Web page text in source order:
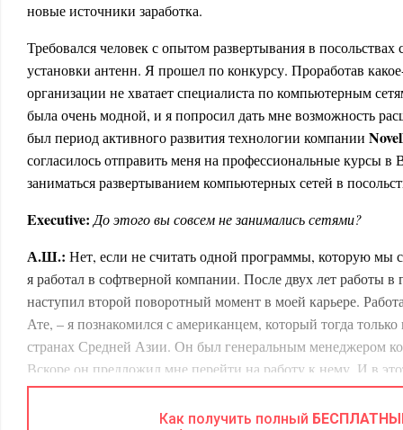
новые источники заработка.
Требовался человек с опытом развертывания в посольствах
установки антенн. Я прошел по конкурсу. Проработав
организации не хватает специалиста по компьютерным
была очень модной, и я попросил дать мне возможность
был период активного развития технологии компании
согласилось отправить меня на профессиональные курсы в
заниматься развертыванием компьютерных сетей в
Executive: До этого вы совсем не занимались сетями?
А.Ш.: Нет, если не считать одной программы, которую мы
я работал в софтверной компании. После двух лет работы
наступил второй поворотный момент в моей карьере.
Ате, – я познакомился с американцем, который тогда
странах Средней Азии. Он был генеральным менеджером
Вскоре он предложил мне перейти на работу к нему. И в
решить, оставаться на госслужбе или начать работать в
В американских посольствах существует «табель о
Как получить полный